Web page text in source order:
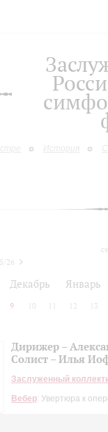
История
26
Декабрь Январь
9 10 12 13
Дирижер –
Солист – Илья
Заслуженный
Вебер: Увертюра к